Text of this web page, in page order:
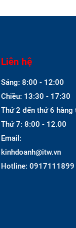
Liên hệ
Sáng: 8:00 - 12:00
Chiều: 13:30 - 17:30
Thứ 2 đến thứ 6 hàng
Thứ 7: 8:00 - 12.00
Email:
kinhdoanh@itw.vn
Hotline: